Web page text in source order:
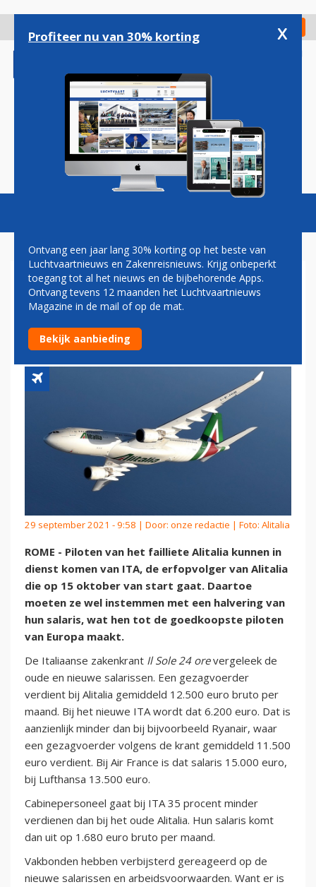
gaan
Check in
Magazine Podcasts Vacatures
ALITALIA-PILOTEN KUNNEN
NAAR ITA, MAAR WEL VOOR
MINDER GELD
29 september 2021 - 9:58 | Door: onze redactie | Foto: Alitalia
ROME - Piloten van het failliete Alitalia kunnen in
dienst komen van ITA, de erfopvolger van Alitalia
die op 15 oktober van start gaat. Daartoe
moeten ze wel instemmen met een halvering van
hun salaris, wat hen tot de goedkoopste piloten
van Europa maakt.
De Italiaanse zakenkrant Il Sole 24 orevergeleek de
oude en nieuwe salarissen. Een gezagvoerder
verdient bij Alitalia gemiddeld 12.500 euro bruto per
maand. Bij het nieuwe ITA wordt dat 6.200 euro. Dat is
aanzienlijk minder dan bij bijvoorbeeld Ryanair, waar
een gezagvoerder volgens de krant gemiddeld 11.500
euro verdient. Bij Air France is dat salaris 15.000 euro,
bij Lufthansa 13.500 euro.
Cabinepersoneel gaat bij ITA 35 procent minder
verdienen dan bij het oude Alitalia. Hun salaris komt
dan uit op 1.680 euro bruto per maand.
Vakbonden hebben verbijsterd gereageerd op de
nieuwe salarissen en arbeidsvoorwaarden. Want er is
Profiteer nu van 30% korting x
Ontvang een jaar lang 30% korting op het beste van
Luchtvaartnieuws en Zakenreisnieuws. Krijg onbeperkt
toegang tot al het nieuws en de bijbehorende Apps.
Ontvang tevens 12 maanden het Luchtvaartnieuws
Magazine in de mail of op de mat.
Bekijk aanbieding